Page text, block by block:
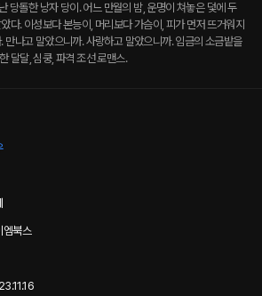
당돌한 낭자 당이. 어느 만월의 밤, 운명이 쳐놓은 덫에 두
다. 이성보다 본능이, 머리보다 가슴이, 피가 먼저 뜨거워지
만나고 말았으니까. 사랑하고 말았으니까. 임금의 소금밭을
달달, 심쿵, 파격 조선 로맨스.
엠북스